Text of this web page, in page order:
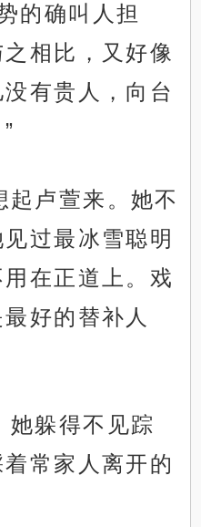
的确叫人担
相比，又好像
有贵人，向台
起卢萱来。她不
过最冰雪聪明
在正道上。戏
好的替补人
她躲得不见踪
常家人离开的